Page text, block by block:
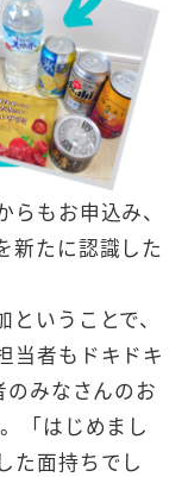
もお申込み、
新たに認識した
いうことで、
当者もドキドキ
みなさんのお
「はじめまし
た面持ちでし